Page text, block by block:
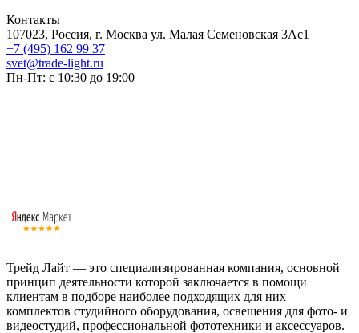
Контакты
107023, Россия, г. Москва ул. Малая Семеновская 3Ас1
+7 (495) 162 99 37
svet@trade-light.ru
Пн-Пт: с 10:30 до 19:00
Трейд Лайт — это специализированная компания, основной
принцип деятельности которой заключается в помощи
клиентам в подборе наиболее подходящих для них
комплектов студийного оборудования, освещения для фото- и
видеостудий, профессиональной фототехники и аксессуаров.